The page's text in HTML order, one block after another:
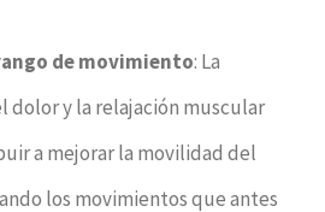
de movimiento: La
dolor y la relajación muscular
a mejorar la movilidad del
los movimientos que antes